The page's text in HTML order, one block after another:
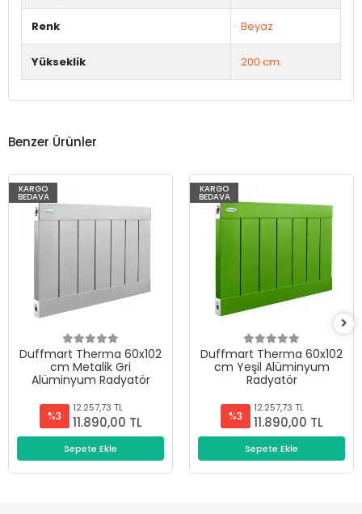
Renk Beyaz
Yükseklik 200 cm.
Benzer Ürünler
KARGO
BEDAVA
Duffmart Therma 60x102
cm Metalik Gri
Alüminyum Radyatör
%3
12.257,73 TL
11.890,00 TL
Sepete Ekle
KARGO
BEDAVA
Duffmart Therma 60x102
cm Yeşil Alüminyum
Radyatör
%3
12.257,73 TL
11.890,00 TL
Sepete Ekle